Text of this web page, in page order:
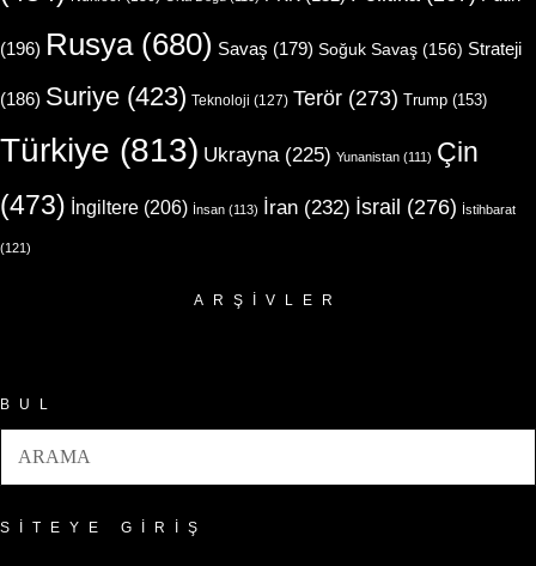
(196) Rusya(680) Savaş (179) Soğuk Savaş (156) Strateji
(186) Suriye (423) Teknoloji (127) Terör (273) Trump (153)
Türkiye (813) Ukrayna (225) Yunanistan (111) Çin
(473) İngiltere (206) İnsan (113) İran (232) İsrail (276) İstihbarat
(121)
ARŞIVLER
BUL
SITEYE GIRIŞ